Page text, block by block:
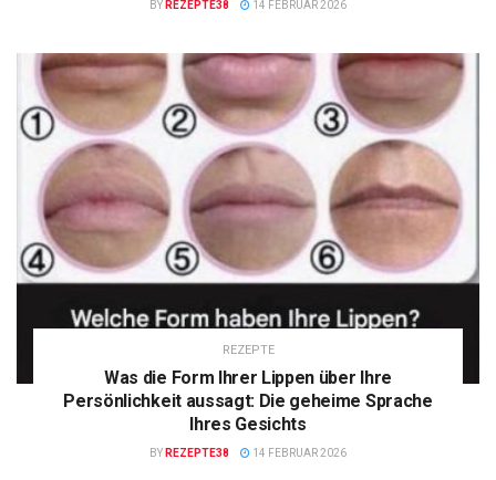
BY REZEPTE38 14 FEBRUAR 2026
REZEPTE
Was die Form Ihrer Lippen über Ihre
Persönlichkeit aussagt: Die geheime Sprache
Ihres Gesichts
BY REZEPTE38 14 FEBRUAR 2026